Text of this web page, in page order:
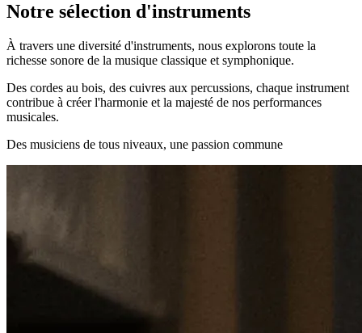
Notre sélection d'instruments
À travers une diversité d'instruments, nous explorons toute la
richesse sonore de la musique classique et symphonique.
Des cordes au bois, des cuivres aux percussions, chaque instrument
contribue à créer l'harmonie et la majesté de nos performances
musicales.
Des musiciens de tous niveaux, une passion commune